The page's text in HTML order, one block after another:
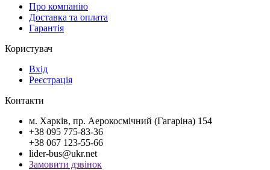
Про компанію
Доставка та оплата
Гарантія
Користувач
Вхід
Реєстрація
Контакти
м. Харків, пр. Аерокосмічний (Гагаріна) 154
+38 095 775-83-36
+38 067 123-55-66
lider-bus@ukr.net
Замовити дзвінок